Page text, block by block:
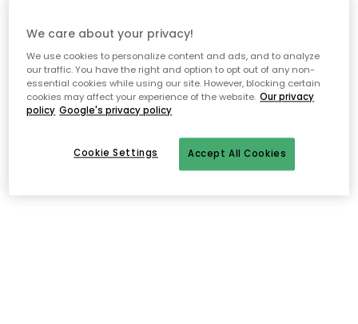
We care about your privacy!
We use cookies to personalize content and ads, and to analyze
our traffic. You have the right and option to opt out of any non-
essential cookies while using our site. However, blocking certain
cookies may affect your experience of the website. Our privacy
policy Google's privacy policy
Accept All Cookies
Cookie Settings